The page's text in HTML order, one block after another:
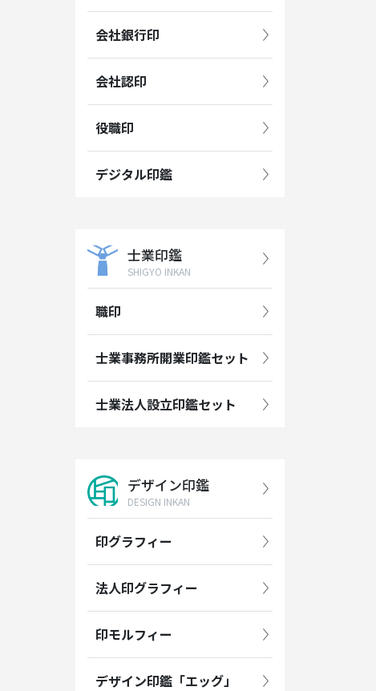
会社銀行印
会社認印
役職印
デジタル印鑑
士業印鑑
SHIGYO INKAN
職印
士業事務所開業印鑑セット
士業法人設立印鑑セット
デザイン印鑑
DESIGN INKAN
印グラフィー
法人印グラフィー
印モルフィー
デザイン印鑑「エッグ」